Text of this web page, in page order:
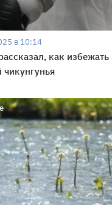
в 10:14
как
чикунгунья